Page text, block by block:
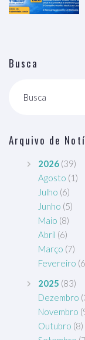
Busca
Busca
Arquivo de
2026 (39)
Agosto (1)
Julho (6)
Junho (5)
Maio (8)
Abril (6)
Março (7)
Fevereiro
2025 (83)
Dezembro
Novembro
Outubro (8)